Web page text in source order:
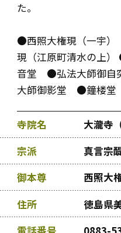
た。
●西照大権現（一宇
現（江原町清水の
音堂 ●弘法大師御
大師御影堂 ●鐘楼
寺院名
大瀧寺
宗派
真言宗
御本尊
西照大
住所
徳島県